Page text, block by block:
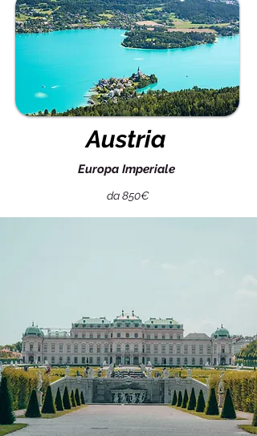
Austria
Europa Imperiale
da 850€